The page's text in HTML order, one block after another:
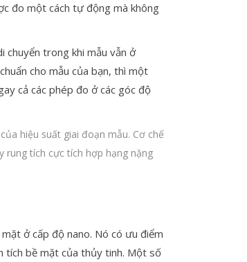
đo một cách tự động mà không
chuyển trong khi mẫu vẫn ở
cho mẫu của bạn, thì một
cả các phép đo ở các góc độ
hiệu suất giai đoạn mẫu. Cơ chế
rung tích cực tích hợp hạng nặng
ở cấp độ nano. Nó có ưu điểm
tích bề mặt của thủy tinh. Một số